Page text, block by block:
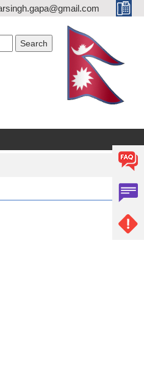
सम्बन्धी सूचना